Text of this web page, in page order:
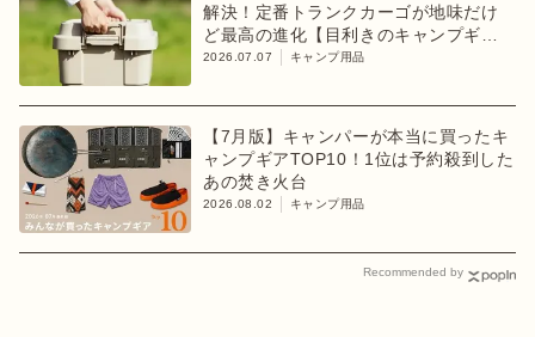
解決！定番トランクカーゴが地味だけ
ど最高の進化【目利きのキャンプギ
ア】
2026.07.07 キャンプ用品
【7月版】キャンパーが本当に買ったキ
ャンプギアTOP10！1位は予約殺到した
あの焚き火台
2026.08.02 キャンプ用品
Recommended by